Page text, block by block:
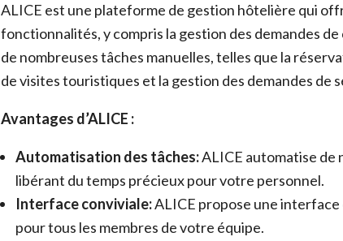
ALICE est une plateforme de gestion hôtelière qui
fonctionnalités, y compris la gestion des demandes
de nombreuses tâches manuelles, telles que la
de visites touristiques et la gestion des demandes de
Avantages d’ALICE :
Automatisation des tâches:ALICE automatise de
libérant du temps précieux pour votre personnel.
Interface conviviale:ALICE propose une
pour tous les membres de votre équipe.